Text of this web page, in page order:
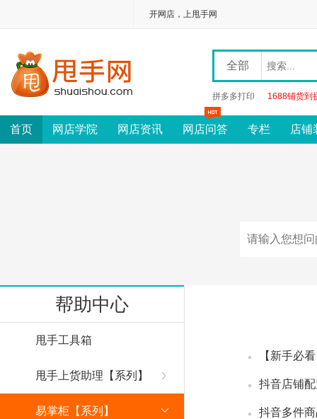
开网店，上甩手网
全部
拼多多打印 1688铺货到
首页 网店学院 网店资讯 网店问答 专栏 店铺
帮助中心
甩手工具箱
甩手上货助理【系列】
易掌柜【系列】
【新手必
抖音店铺
抖音多件